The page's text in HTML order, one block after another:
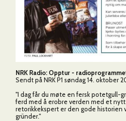
NRK Radio: Opptur -
Sendt på NRK P1 søndag 14. oktober
"I dag får du møte en fersk potetgull-
ferd med å erobre verden med et
retorikkekspert er den gode historien
gründer."